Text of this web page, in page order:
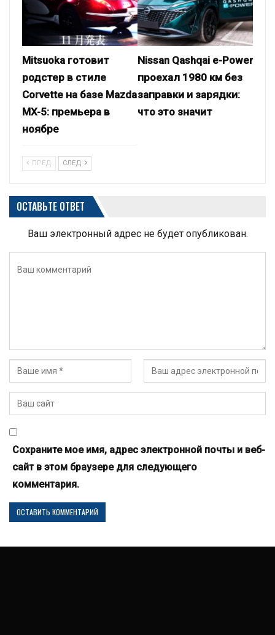
Mitsuoka готовит
родстер в стиле
Corvette на базе Mazda
MX-5: премьера в
ноябре
Nissan Qashqai e-Power
проехал 1980 км без
заправки и зарядки:
что это значит
ПРЕД СЛЕД
ОСТАВЬТЕ ОТВЕТ
Ваш электронный адрес не будет опубликован.
Сохраните мое имя, адрес электронной почты и веб-
сайт в этом браузере для следующего
комментария.